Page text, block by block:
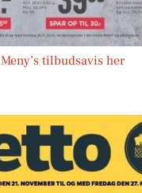
Meny’s tilbudsavis her